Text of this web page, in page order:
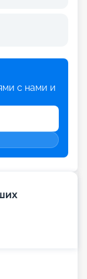
с нами и